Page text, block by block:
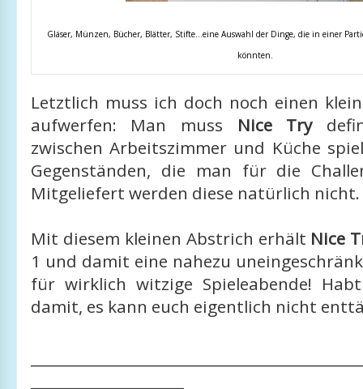
Gläser, Münzen, Bücher, Blätter, Stifte…eine Auswahl der Dinge, die in einer
könnten.
Letztlich muss ich doch noch einen
aufwerfen: Man muss Nice Try
zwischen Arbeitszimmer und Küche
Gegenständen, die man für die
Mitgeliefert werden diese natürlich nicht.
Mit diesem kleinen Abstrich erhält Nice
1 und damit eine nahezu
für wirklich witzige Spieleabende!
damit, es kann euch eigentlich nicht